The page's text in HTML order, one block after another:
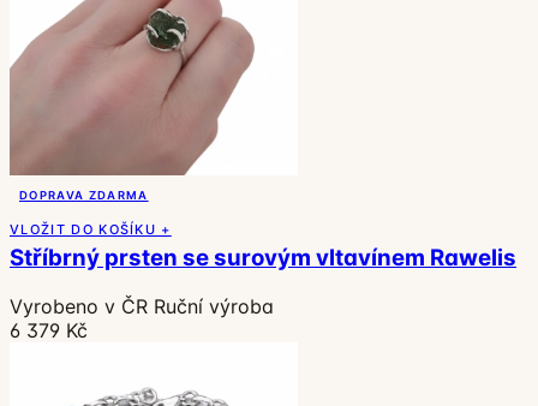
DOPRAVA ZDARMA
VLOŽIT DO KOŠÍKU +
Stříbrný prsten se surovým vltavínem Rawelis
Vyrobeno v ČR Ruční výroba
6 379 Kč